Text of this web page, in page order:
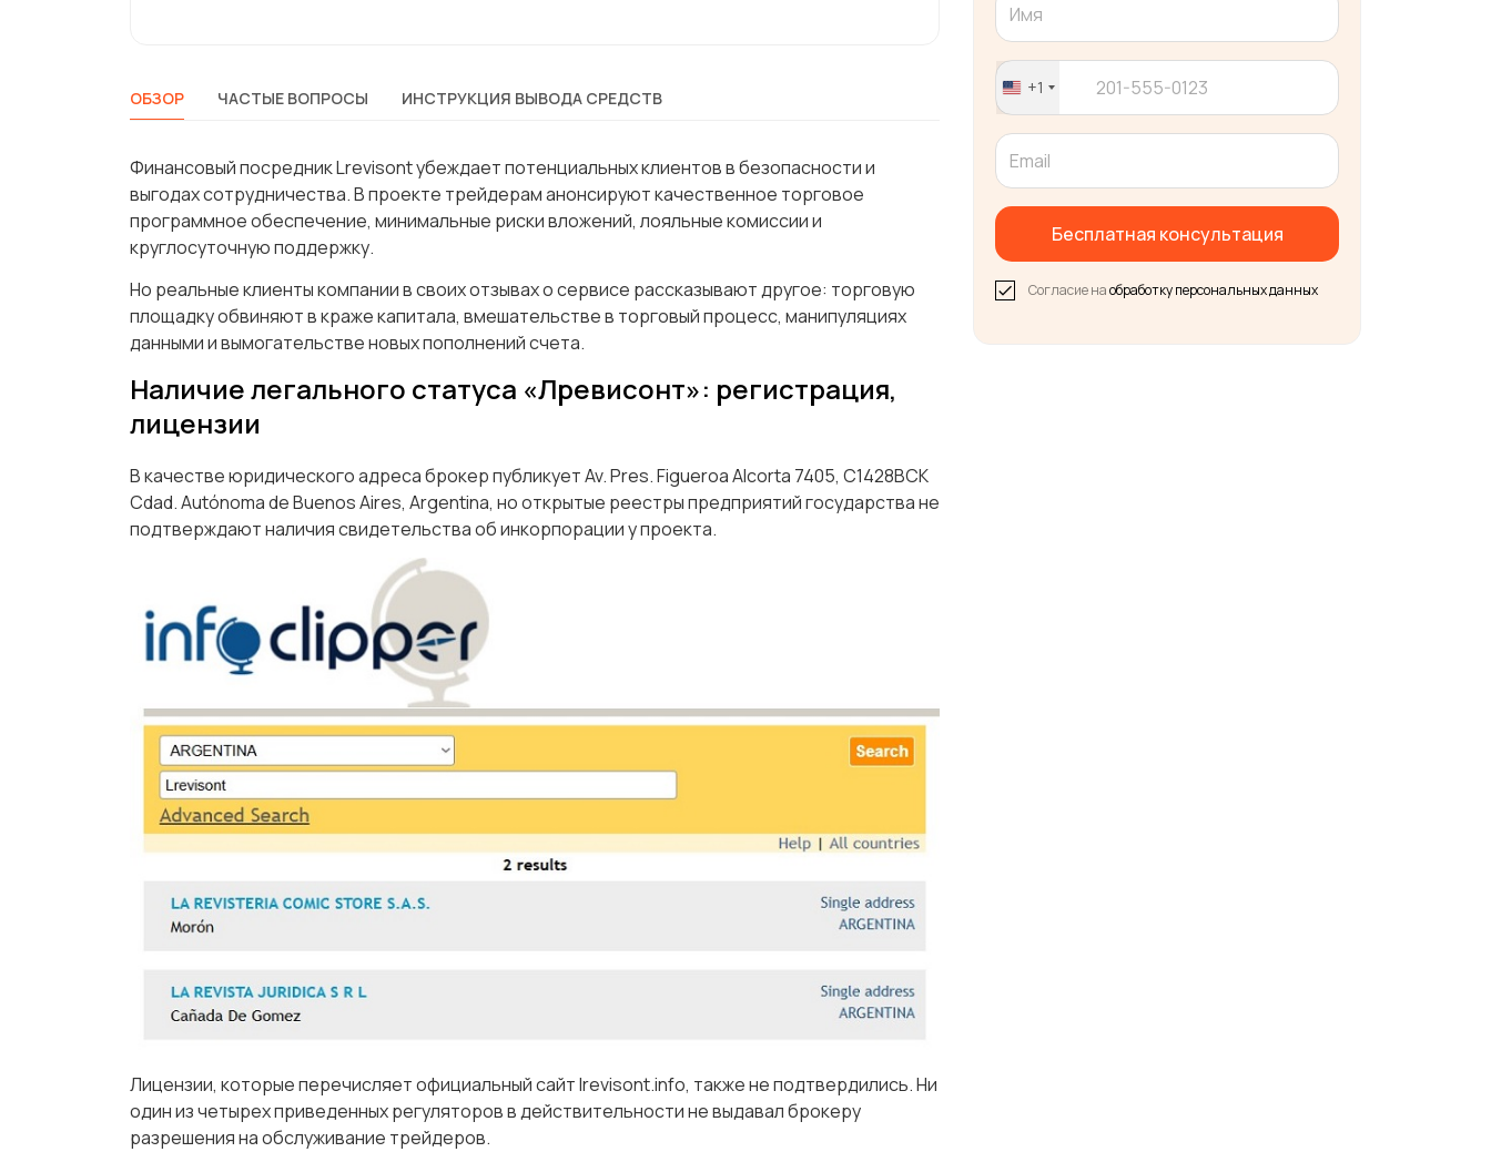
ОБЗОР ЧАСТЫЕ ВОПРОСЫ ИНСТРУКЦИЯ ВЫВОДА СРЕДСТВ
Финансовый посредник Lrevisont убеждает потенциальных клиентов в безопасности и
выгодах сотрудничества. В проекте трейдерам анонсируют качественное торговое
программное обеспечение, минимальные риски вложений, лояльные комиссии и
круглосуточную поддержку.
Но реальные клиенты компании в своих отзывах о сервисе рассказывают другое: торговую
площадку обвиняют в краже капитала, вмешательстве в торговый процесс, манипуляциях
данными и вымогательстве новых пополнений счета.
Наличие легального статуса «Лревисонт»: регистрация,
лицензии
В качестве юридического адреса брокер публикует Av. Pres. Figueroa Alcorta 7405, C1428BCK
Cdad. Autónoma de Buenos Aires, Argentina, но открытые реестры предприятий государства не
подтверждают наличия свидетельства об инкорпорации у проекта.
Лицензии, которые перечисляет официальный сайт lrevisont.info, также не подтвердились. Ни
один из четырех приведенных регуляторов в действительности не выдавал брокеру
разрешения на обслуживание трейдеров.
United
States
+1
+1
Бесплатная консультация
Согласие наобработку персональных данных